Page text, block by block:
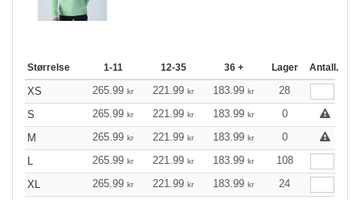
Størrelse 1-11 12-35 36 + Lager Antall.
XS 265.99 kr 221.99 kr 183.99 kr
28
S
265.99 kr 221.99 kr 183.99 kr
0
M
265.99 kr 221.99 kr 183.99 kr
0
L
265.99 kr 221.99 kr 183.99 kr
108
XL
265.99 kr 221.99 kr 183.99 kr
24